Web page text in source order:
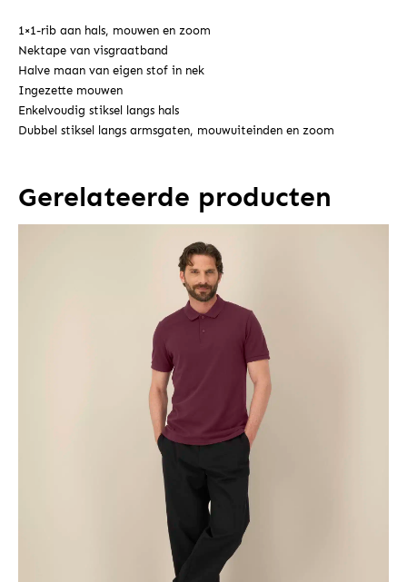
1×1-rib aan hals, mouwen en zoom
Nektape van visgraatband
Halve maan van eigen stof in nek
Ingezette mouwen
Enkelvoudig stiksel langs hals
Dubbel stiksel langs armsgaten, mouwuiteinden en zoom
Gerelateerde producten